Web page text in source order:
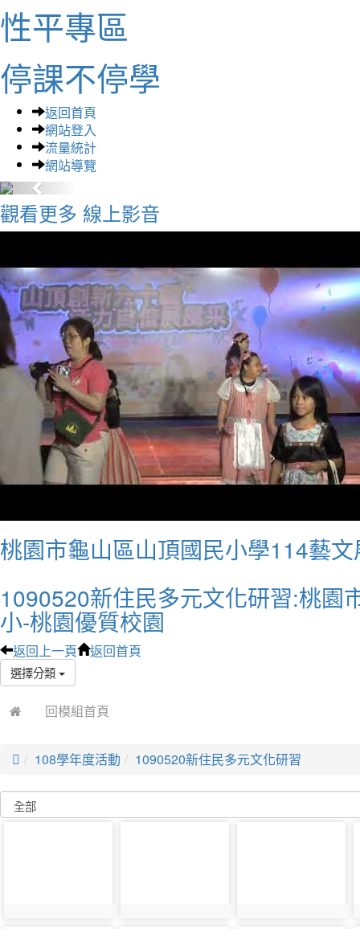
性平專區
停課不停學
返回首頁
網站登入
流量統計
網站導覽
觀看更多 線上影音
桃園市龜山區山頂國民小學114藝
1090520新住民多元文化研習:桃園
小-桃園優質校園
返回上一頁 返回首頁
選擇分類
回模組首頁
 108學年度活動 1090520新住民多元文化研習